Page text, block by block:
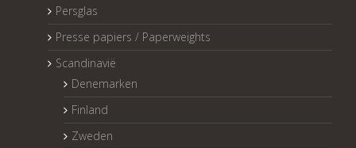
Persglas
Presse papiers / Paperweights
Scandinavië
Denemarken
Finland
Zweden